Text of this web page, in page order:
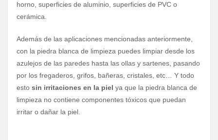
horno, superficies de aluminio, superficies de PVC o
cerámica.
Además de las aplicaciones mencionadas anteriormente,
con la piedra blanca de limpieza puedes limpiar desde los
azulejos de las paredes hasta las ollas y sartenes, pasando
por los fregaderos, grifos, bañeras, cristales, etc… Y todo
esto sin irritaciones en la piel ya que la piedra blanca de
limpieza no contiene componentes tóxicos que puedan
irritar o dañar la piel.